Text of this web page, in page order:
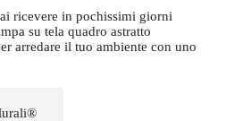
ricevere in pochissimi giorni
su tela quadro astratto
arredare il tuo ambiente con uno